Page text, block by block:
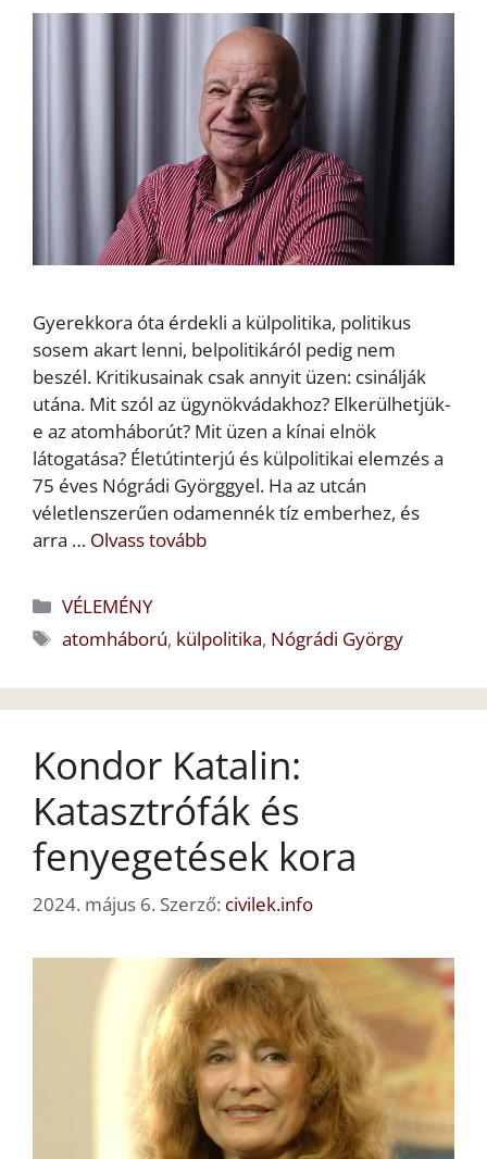
Gyerekkora óta érdekli a külpolitika, politikus
sosem akart lenni, belpolitikáról pedig nem
beszél. Kritikusainak csak annyit üzen: csinálják
utána. Mit szól az ügynökvádakhoz? Elkerülhetjük-
e az atomháborút? Mit üzen a kínai elnök
látogatása? Életútinterjú és külpolitikai elemzés a
75 éves Nógrádi Györggyel. Ha az utcán
véletlenszerűen odamennék tíz emberhez, és
arra … Olvass tovább
Kategória
VÉLEMÉNY
Címkék
atomháború, külpolitika, Nógrádi György
Kondor Katalin:
Katasztrófák és
fenyegetések kora
2024. május 6. Szerző: civilek.info